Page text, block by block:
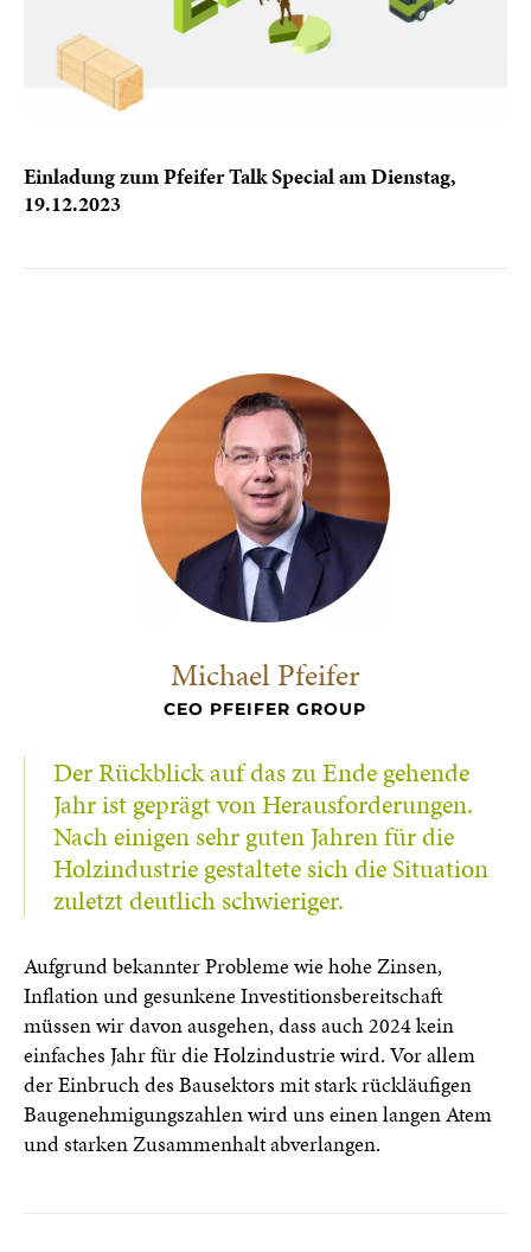
Einladung zum Pfeifer Talk Special am Dienstag,
19.12.2023
Michael Pfeifer
CEO PFEIFER GROUP
Der Rückblick auf das zu Ende gehende
Jahr ist geprägt von Herausforderungen.
Nach einigen sehr guten Jahren für die
Holzindustrie gestaltete sich die Situation
zuletzt deutlich schwieriger.
Aufgrund bekannter Probleme wie hohe Zinsen,
Inflation und gesunkene Investitionsbereitschaft
müssen wir davon ausgehen, dass auch 2024 kein
einfaches Jahr für die Holzindustrie wird. Vor allem
der Einbruch des Bausektors mit stark rückläufigen
Baugenehmigungszahlen wird uns einen langen Atem
und starken Zusammenhalt abverlangen.